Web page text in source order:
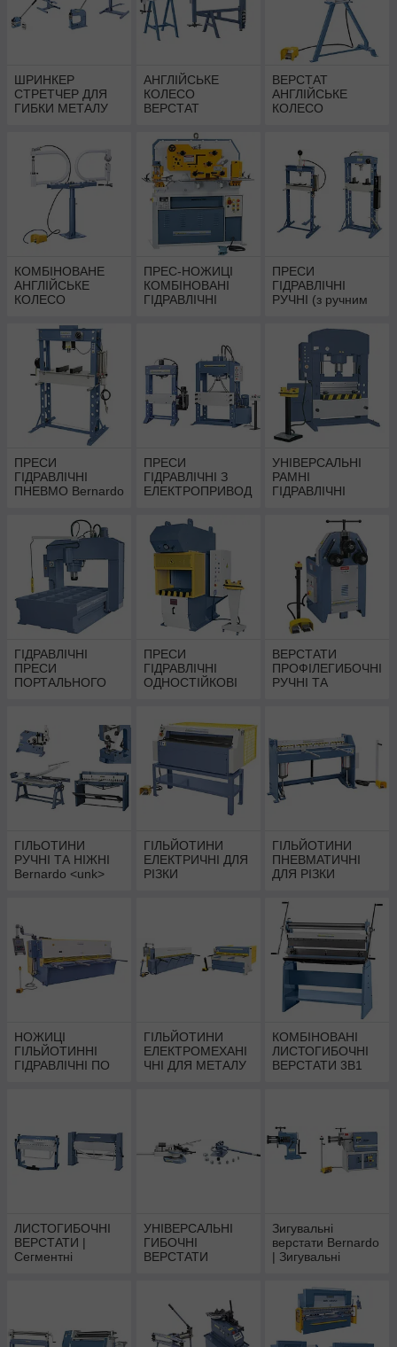
У каталозі нашого сайту ви зможете вибрати і замовити
згинальний верстат «Bernardo» для листового металу. В
залежності від ваших уподобань наша компанія надає різні
типи обладнання.
ШРИНКЕР
СТРЕТЧЕР ДЛЯ
ГИБКИ МЕТАЛУ
АНГЛІЙСЬКЕ
КОЛЕСО
ВЕРСТАТ
З КОМПЛЕКТОМ
РОЛИКІВ РУЧНИЙ
Bernardo | English
wheel
ВЕРСТАТ
АНГЛІЙСЬКЕ
КОЛЕСО
КОМБІНОВАНЕ
АНГЛІЙСЬКЕ
КОЛЕСО
ФОРМУВАЛЬНИМ
И РОЛИКАМИ
Bernardo
ПРЕС-НОЖИЦІ
КОМБІНОВАНІ
ГІДРАВЛІЧНІ
ПРЕСИ
ГІДРАВЛІЧНІ
РУЧНІ (з ручним
НОЖНІ Bernardo
ПРЕСИ
ГІДРАВЛІЧНІ
ПНЕВМО Bernardo
гідравлічний прес
ПРЕСИ
ГІДРАВЛІЧНІ З
ЕЛЕКТРОПРИВОД
Преса електро
гідравлічні
УНІВЕРСАЛЬНІ
РАМНІ
ГІДРАВЛІЧНІ
ГІДРАВЛІЧНІ
ПРЕСИ
ПОРТАЛЬНОГО
гідравлічні преса
ПРЕСИ
ГІДРАВЛІЧНІ
ОДНОСТІЙКОВІ
правильно
запресовочные
ВЕРСТАТИ
ПРОФІЛЕГИБОЧНІ
РУЧНІ ТА
та електричні
ГІЛЬОТИНИ
РУЧНІ ТА НІЖНІ
Bernardo <unk>
ГІЛЬЙОТИНИ
ЕЛЕКТРИЧНІ ДЛЯ
РІЗКИ
ГІЛЬЙОТИНИ
ПНЕВМАТИЧНІ
ДЛЯ РІЗКИ
| гільйотинні
ножиці пневмо
НОЖИЦІ
ГІЛЬЙОТИННІ
ГІДРАВЛІЧНІ ПО
ГІЛЬЙОТИНИ
ЕЛЕКТРОМЕХАНІ
ЧНІ ДЛЯ МЕТАЛУ
КОМБІНОВАНІ
ЛИСТОГИБОЧНІ
ВЕРСТАТИ 3В1
ЛИСТОГИБОЧНІ
ВЕРСТАТИ |
Сегментні
УНІВЕРСАЛЬНІ
ГИБОЧНІ
ВЕРСТАТИ
холодної ковки
Зигувальні
верстати Bernardo
| Зигувальні
електромеханічні